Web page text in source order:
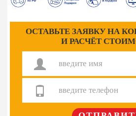
ОСТАВЬТЕ ЗАЯВКУ НА
И РАСЧЁТ